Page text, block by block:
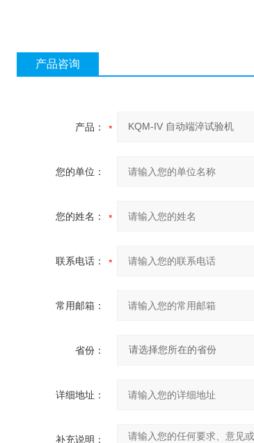
产品咨询
产品：
您的单位：
您的姓名：
联系电话：
常用邮箱：
省份：
详细地址：
补充说明：